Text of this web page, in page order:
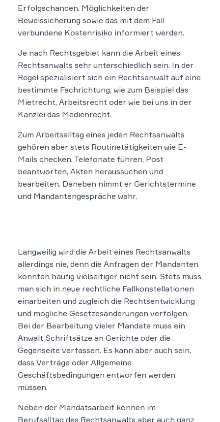
Erfolgschancen, Möglichkeiten der
Beweissicherung sowie das mit dem Fall
verbundene Kostenrisiko informiert werden.
Je nach Rechtsgebiet kann die Arbeit eines
Rechtsanwalts sehr unterschiedlich sein. In der
Regel spezialisiert sich ein Rechtsanwalt auf eine
bestimmte Fachrichtung, wie zum Beispiel das
Mietrecht, Arbeitsrecht oder wie bei uns in der
Kanzlei das Medienrecht.
Zum Arbeitsalltag eines jeden Rechtsanwalts
gehören aber stets Routinetätigkeiten wie E-
Mails checken, Telefonate führen, Post
beantworten, Akten heraussuchen und
bearbeiten. Daneben nimmt er Gerichtstermine
und Mandantengespräche wahr.
Langweilig wird die Arbeit eines Rechtsanwalts
allerdings nie, denn die Anfragen der Mandanten
könnten häufig vielseitiger nicht sein. Stets muss
man sich in neue rechtliche Fallkonstellationen
einarbeiten und zugleich die Rechtsentwicklung
und mögliche Gesetzesänderungen verfolgen.
Bei der Bearbeitung vieler Mandate muss ein
Anwalt Schriftsätze an Gerichte oder die
Gegenseite verfassen. Es kann aber auch sein,
dass Verträge oder Allgemeine
Geschäftsbedingungen entworfen werden
müssen.
Neben der Mandatsarbeit können im
Berufsalltag des Rechtsanwalts aber auch ganz